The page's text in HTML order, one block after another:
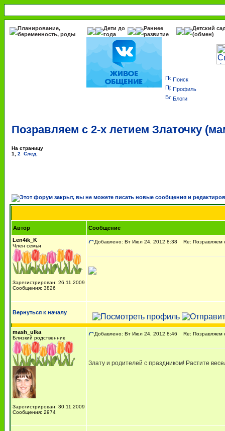
Планирование,
беременность, роды
Дети до
года
Раннее
развитие
Детский
(обмен)
Поиск
Профиль
Блоги
Позравляем с 2-х летием Златочку
На страницу
1
2 След.
Автор
Сообщение
Len4ik_K
Член семьи
Зарегистрирован: 26.11.2009
Сообщения: 3826
Добавлено: Вт Июл 24, 2012 8:38 Re: Позравляем
Вернуться к началу
mash_ulka
Близкий родственник
Зарегистрирован: 30.11.2009
Сообщения: 2974
Добавлено: Вт Июл 24, 2012 8:46 Re: Позравляем
Злату и родителей с праздником! Растите